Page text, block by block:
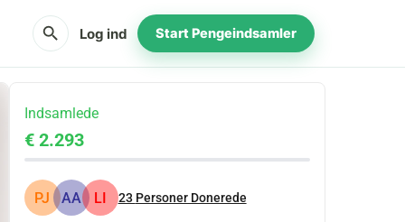
search Log ind Start Pengeindsamler
Indsamlede
€ 2.293
PJ AA LI 23 Personer Donerede